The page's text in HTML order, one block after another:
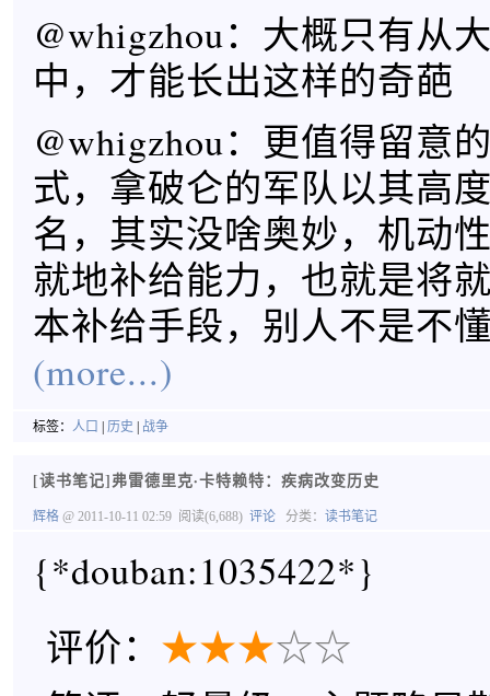
@whigzhou：大概只有从
中，才能长出这样的奇葩
@whigzhou：更值得留意
式，拿破仑的军队以其高
名，其实没啥奥妙，机动
就地补给能力，也就是将
本补给手段，别人不是不
(more...)
标签： 人口 历史 战争
[读书笔记]弗雷德里克·卡特赖特：疾病改变历史
辉格 @ 2011-10-11 02:59 阅读(6,688) 评论 分类： 读书笔记
{*douban:1035422*}
评价： ★★★☆☆